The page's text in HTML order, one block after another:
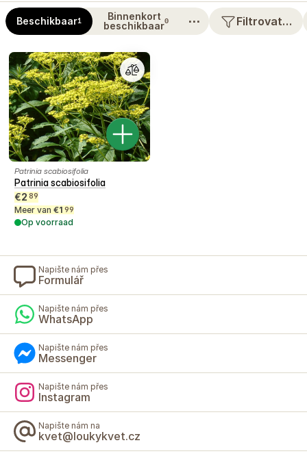
Beschikbaar1
Binnenkort
beschikbaar0 ⋯ Filtrovat…
Patrinia scabiosifolia
Patrinia scabiosifolia
€2 89
Meer van €1 99
Op voorraad
Napište nám přes
Formulář
Napište nám přes
WhatsApp
Napište nám přes
Messenger
Napište nám přes
Instagram
Napište nám na
kvet@loukykvet.cz